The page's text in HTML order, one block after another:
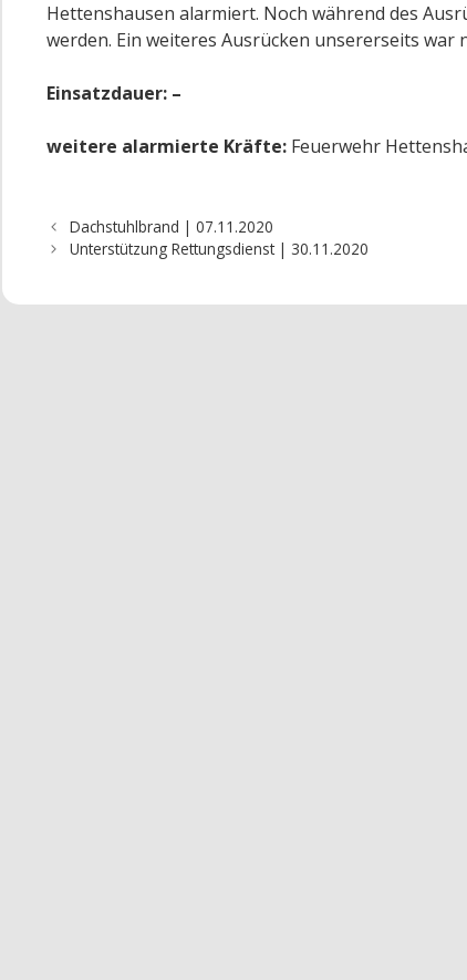
Hettenshausen alarmiert. Noch während des
werden. Ein weiteres Ausrücken unsererseits war
Einsatzdauer: –
weitere alarmierte Kräfte: Feuerwehr
Dachstuhlbrand | 07.11.2020
Unterstützung Rettungsdienst | 30.11.2020